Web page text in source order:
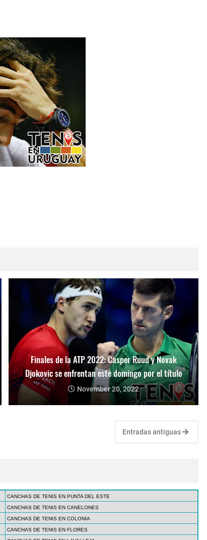
Finales de la ATP 2022: Casper Ruud y Novak
Djokovic se enfrentan este domingo por el título
November 20, 2022
Entradas antiguas
CANCHAS DE TENIS EN PUNTA DEL ESTE
CANCHAS DE TENIS EN CANELONES
CANCHAS DE TENIS EN COLONIA
CANCHAS DE TENIS EN FLORES